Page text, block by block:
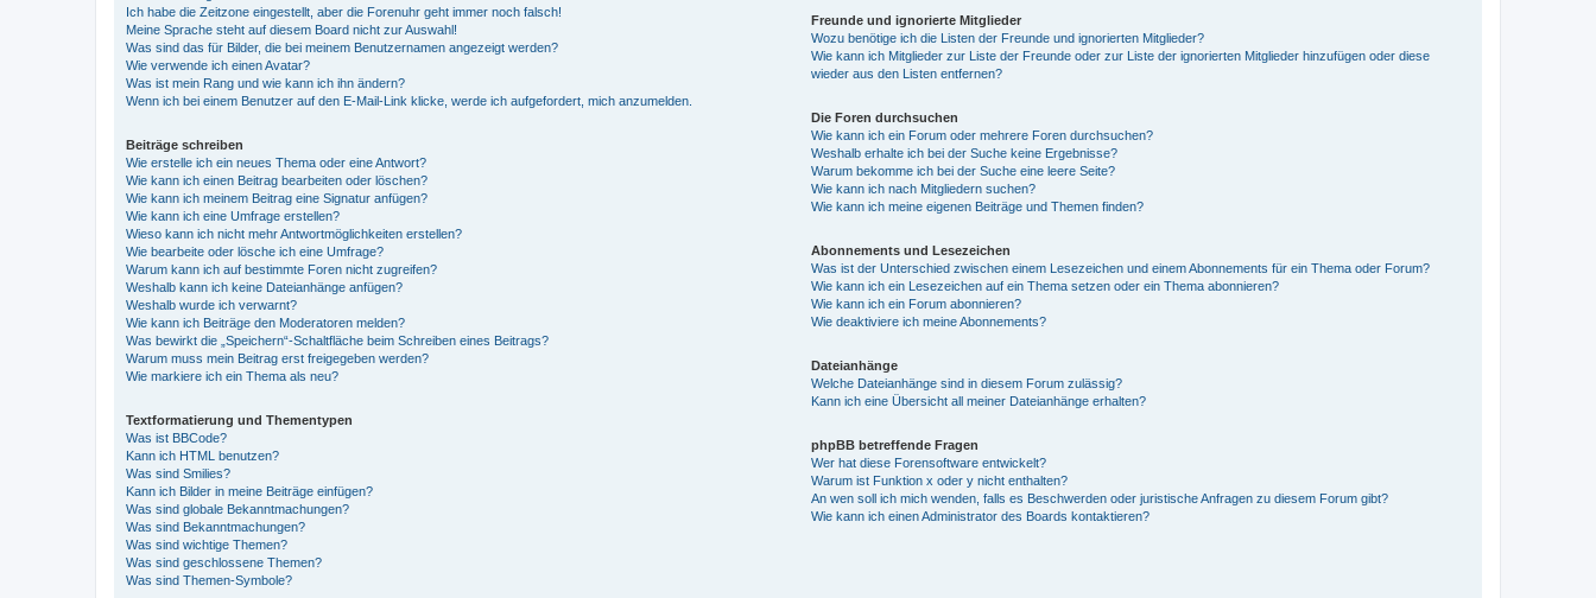
Ich habe die Zeitzone eingestellt, aber die Forenuhr geht immer noch falsch!
Meine Sprache steht auf diesem Board nicht zur Auswahl!
Was sind das für Bilder, die bei meinem Benutzernamen angezeigt werden?
Wie verwende ich einen Avatar?
Was ist mein Rang und wie kann ich ihn ändern?
Wenn ich bei einem Benutzer auf den E-Mail-Link klicke, werde ich aufgefordert, mich anzumelden.
Beiträge schreiben
Wie erstelle ich ein neues Thema oder eine Antwort?
Wie kann ich einen Beitrag bearbeiten oder löschen?
Wie kann ich meinem Beitrag eine Signatur anfügen?
Wie kann ich eine Umfrage erstellen?
Wieso kann ich nicht mehr Antwortmöglichkeiten erstellen?
Wie bearbeite oder lösche ich eine Umfrage?
Warum kann ich auf bestimmte Foren nicht zugreifen?
Weshalb kann ich keine Dateianhänge anfügen?
Weshalb wurde ich verwarnt?
Wie kann ich Beiträge den Moderatoren melden?
Was bewirkt die „Speichern“-Schaltfläche beim Schreiben eines Beitrags?
Warum muss mein Beitrag erst freigegeben werden?
Wie markiere ich ein Thema als neu?
Textformatierung und Thementypen
Was ist BBCode?
Kann ich HTML benutzen?
Was sind Smilies?
Kann ich Bilder in meine Beiträge einfügen?
Was sind globale Bekanntmachungen?
Was sind Bekanntmachungen?
Was sind wichtige Themen?
Was sind geschlossene Themen?
Was sind Themen-Symbole?
Freunde und ignorierte Mitglieder
Wozu benötige ich die Listen der Freunde und ignorierten Mitglieder?
Wie kann ich Mitglieder zur Liste der Freunde oder zur Liste der ignorierten Mitglieder hinzufügen oder diese
wieder aus den Listen entfernen?
Die Foren durchsuchen
Wie kann ich ein Forum oder mehrere Foren durchsuchen?
Weshalb erhalte ich bei der Suche keine Ergebnisse?
Warum bekomme ich bei der Suche eine leere Seite?
Wie kann ich nach Mitgliedern suchen?
Wie kann ich meine eigenen Beiträge und Themen finden?
Abonnements und Lesezeichen
Was ist der Unterschied zwischen einem Lesezeichen und einem Abonnements für ein Thema oder Forum?
Wie kann ich ein Lesezeichen auf ein Thema setzen oder ein Thema abonnieren?
Wie kann ich ein Forum abonnieren?
Wie deaktiviere ich meine Abonnements?
Dateianhänge
Welche Dateianhänge sind in diesem Forum zulässig?
Kann ich eine Übersicht all meiner Dateianhänge erhalten?
phpBB betreffende Fragen
Wer hat diese Forensoftware entwickelt?
Warum ist Funktion x oder y nicht enthalten?
An wen soll ich mich wenden, falls es Beschwerden oder juristische Anfragen zu diesem Forum gibt?
Wie kann ich einen Administrator des Boards kontaktieren?